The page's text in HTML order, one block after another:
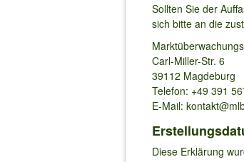
Sollten Sie der
sich bitte an die
Carl-Miller-Str. 6
39112 Magdeburg
Telefon: +49 391
E-Mail:
Diese Erklärung